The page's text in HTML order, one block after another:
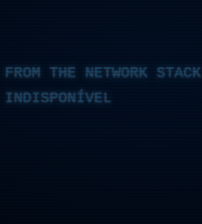
THE NETWORK STACK
INDISPONÍVEL